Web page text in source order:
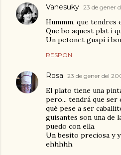
Vanesuky 23 de gener
Hummm, que tendres
Que bo aquest plat i
Un petonet guapi i
RESPON
Rosa 23 de gener del
El plato tiene una
pero... tendrá que
qué pese a ser
guisantes son una de
puedo con ella.
Un besito preciosa y
ehhhhh.